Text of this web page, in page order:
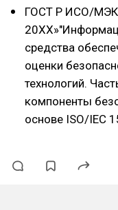
ГОСТ Р ИСО/МЭК
средства
оценки
технологий.
компоненты
основе ISO/IEC